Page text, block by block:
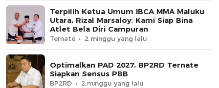
Terpilih Ketua Umum IBCA MMA Maluku
Utara, Rizal Marsaloy: Kami Siap Bina
Atlet Bela Diri Campuran
Ternate 2 minggu yang lalu
Optimalkan PAD 2027, BP2RD Ternate
Siapkan Sensus PBB
BP2RD 2 minggu yang lalu